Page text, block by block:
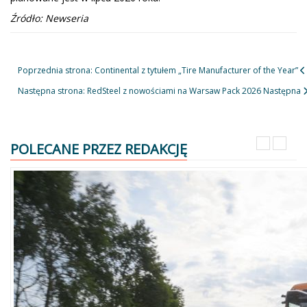
Źródło: Newseria
Poprzednia strona: Continental z tytułem „Tire Manufacturer of the Year”
Następna strona: RedSteel z nowościami na Warsaw Pack 2026Następna
POLECANE PRZEZ REDAKCJĘ